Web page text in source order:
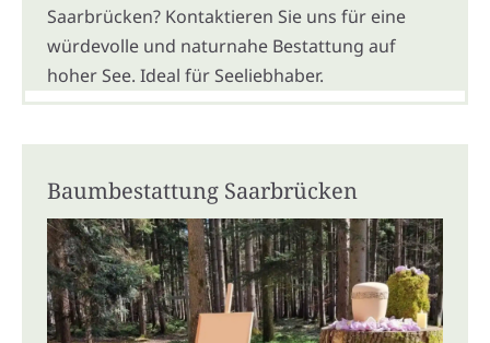
Saarbrücken? Kontaktieren Sie uns für eine
würdevolle und naturnahe Bestattung auf
hoher See. Ideal für Seeliebhaber.
Baumbestattung Saarbrücken